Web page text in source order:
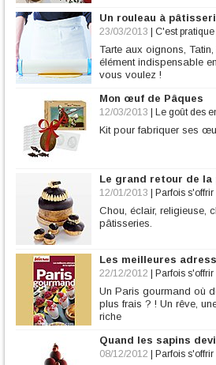
Un rouleau à
23/03/2013 C'est pratique
Tarte aux oignons,
élément indispensable
vous voulez !
Mon œuf de Pâques
12/03/2013 Le goût des
Kit pour fabriquer ses
Le grand retour de la
12/01/2013 Parfois
Chou, éclair, religieuse,
pâtisseries.
Les meilleures
22/12/2012 Parfois
Un Paris gourmand où
plus frais ? ! Un rêve,
riche
Quand les sapins
08/12/2012 Parfois